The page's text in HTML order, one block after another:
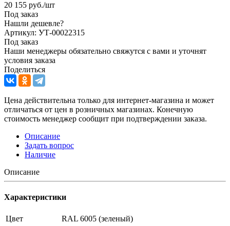
20 155 руб./шт
Под заказ
Нашли дешевле?
Артикул: УТ-00022315
Под заказ
Наши менеджеры обязательно свяжутся с вами и уточнят
условия заказа
Поделиться
Цена действительна только для интернет-магазина и может
отличаться от цен в розничных магазинах. Конечную
стоимость менеджер сообщит при подтверждении заказа.
Описание
Задать вопрос
Наличие
Описание
Характеристики
Цвет
RAL 6005 (зеленый)